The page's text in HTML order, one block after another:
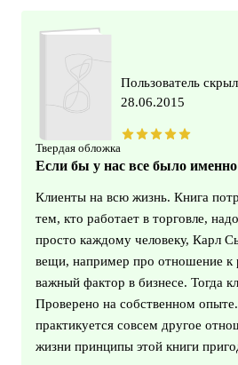
Твердая обложка
Пользователь
28.06.2015
Если бы у нас все было
Клиенты на всю жизнь. Книга
тем, кто работает в торговле,
просто каждому человеку, Карл
вещи, например про отношение к
важный фактор в бизнесе. Тогда
Проверено на собственном
практикуется совсем другое
жизни принципы этой книги